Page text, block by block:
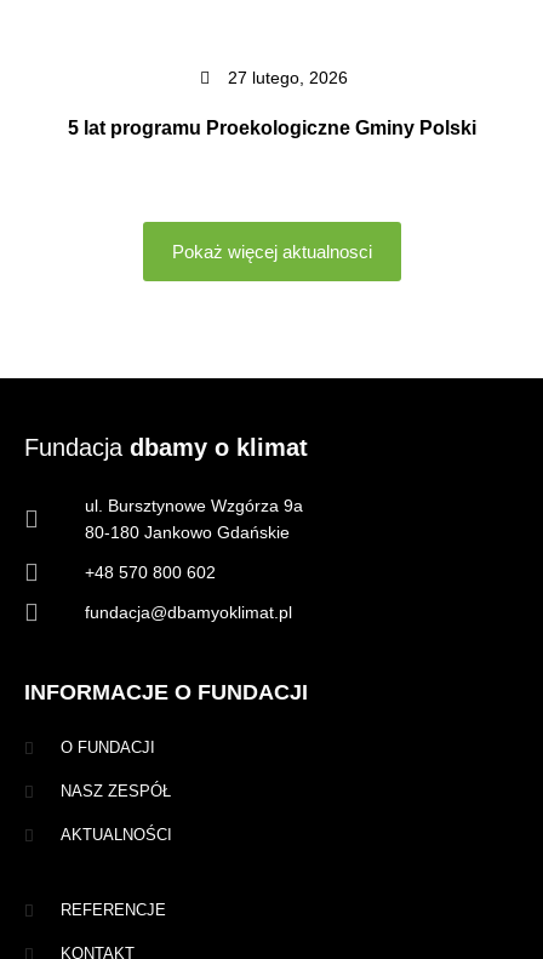
27 lutego, 2026
5 lat programu Proekologiczne Gminy Polski
Pokaż więcej aktualnosci
Fundacja dbamy o klimat
ul. Bursztynowe Wzgórza 9a
80-180 Jankowo Gdańskie
+48 570 800 602
fundacja@dbamyoklimat.pl
INFORMACJE O FUNDACJI
O FUNDACJI
NASZ ZESPÓŁ
AKTUALNOŚCI
REFERENCJE
KONTAKT